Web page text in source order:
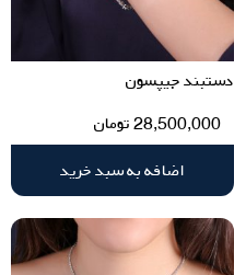
دستبند جیپسون
28,500,000تومان
اضافه به سبد خرید